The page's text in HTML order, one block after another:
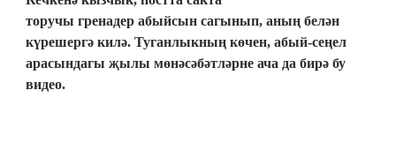
торучы гренадер абыйсын сагынып, аның белән
күрешергә килә. Туганлыкның көчен, абый-сеңел
арасындагы җылы мөнәсәбәтләрне ача да бирә бу
видео.